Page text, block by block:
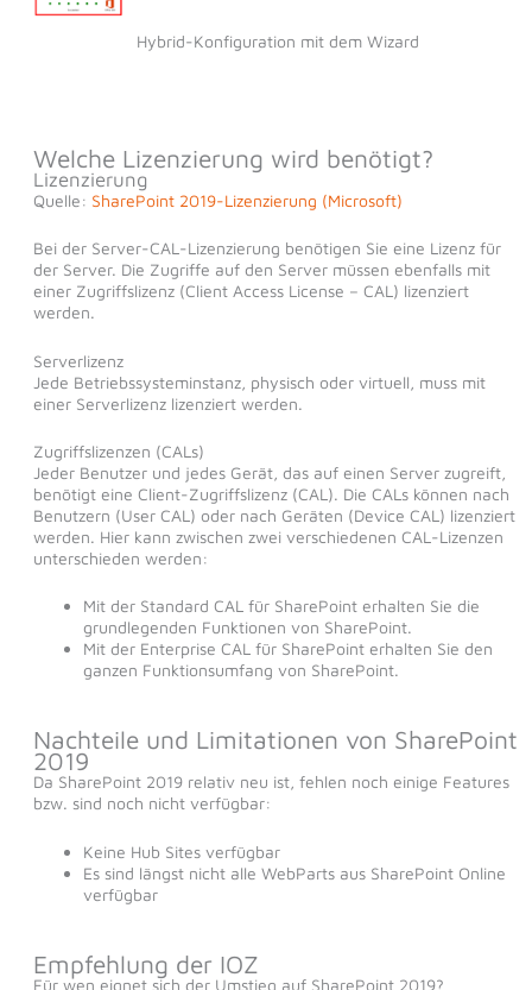
Hybrid-Konfiguration mit dem Wizard
Welche Lizenzierung wird benötigt?
Lizenzierung
Quelle: SharePoint 2019-Lizenzierung (Microsoft)
Bei der Server-CAL-Lizenzierung benötigen Sie eine Lizenz für
der Server. Die Zugriffe auf den Server müssen ebenfalls mit
einer Zugriffslizenz (Client Access License – CAL) lizenziert
werden.
Serverlizenz
Jede Betriebssysteminstanz, physisch oder virtuell, muss mit
einer Serverlizenz lizenziert werden.
Zugriffslizenzen (CALs)
Jeder Benutzer und jedes Gerät, das auf einen Server zugreift,
benötigt eine Client-Zugriffslizenz (CAL). Die CALs können nach
Benutzern (User CAL) oder nach Geräten (Device CAL) lizenziert
werden. Hier kann zwischen zwei verschiedenen CAL-Lizenzen
unterschieden werden:
Mit der Standard CAL für SharePoint erhalten Sie die
grundlegenden Funktionen von SharePoint.
Mit der Enterprise CAL für SharePoint erhalten Sie den
ganzen Funktionsumfang von SharePoint.
Nachteile und Limitationen von SharePoint
2019
Da SharePoint 2019 relativ neu ist, fehlen noch einige Features
bzw. sind noch nicht verfügbar:
Keine Hub Sites verfügbar
Es sind längst nicht alle WebParts aus SharePoint Online
verfügbar
Empfehlung der IOZ
Für wen eignet sich der Umstieg auf SharePoint 2019?